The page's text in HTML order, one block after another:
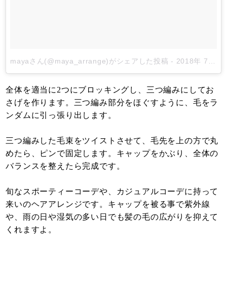
mayaさん(@maya_arrange)がシェアした投稿 - 2018年 7月月8日午後8時27分PDT
全体を適当に2つにブロッキングし、三つ編みにしてお
さげを作ります。三つ編み部分をほぐすように、毛をラ
ンダムに引っ張り出します。
三つ編みした毛束をツイストさせて、毛先を上の方で丸
めたら、ピンで固定します。キャップをかぶり、全体の
バランスを整えたら完成です。
旬なスポーティーコーデや、カジュアルコーデに持って
来いのヘアアレンジです。キャップを被る事で紫外線
や、雨の日や湿気の多い日でも髪の毛の広がりを抑えて
くれますよ。